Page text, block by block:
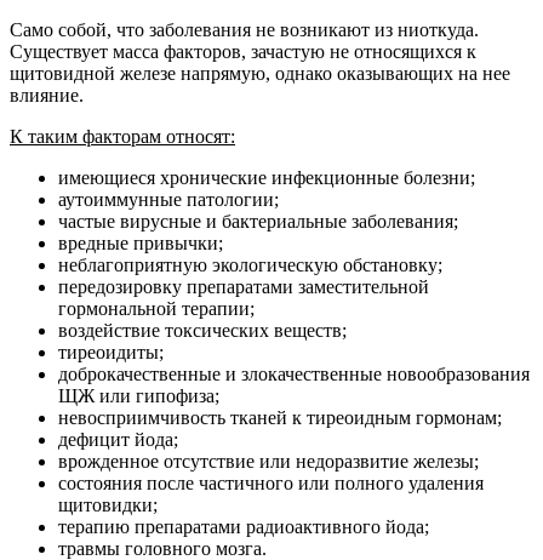
Само собой, что заболевания не возникают из ниоткуда.
Существует масса факторов, зачастую не относящихся к
щитовидной железе напрямую, однако оказывающих на нее
влияние.
К таким факторам относят:
имеющиеся хронические инфекционные болезни;
аутоиммунные патологии;
частые вирусные и бактериальные заболевания;
вредные привычки;
неблагоприятную экологическую обстановку;
передозировку препаратами заместительной
гормональной терапии;
воздействие токсических веществ;
тиреоидиты;
доброкачественные и злокачественные новообразования
ЩЖ или гипофиза;
невосприимчивость тканей к тиреоидным гормонам;
дефицит йода;
врожденное отсутствие или недоразвитие железы;
состояния после частичного или полного удаления
щитовидки;
терапию препаратами радиоактивного йода;
травмы головного мозга.